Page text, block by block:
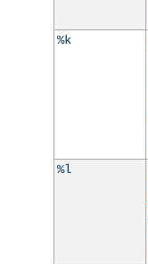
%k
%l